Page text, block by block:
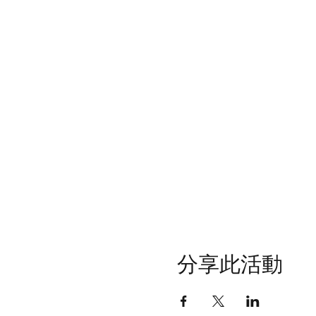
分享此活動